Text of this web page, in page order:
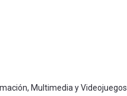
Multimedia y Videojuegos.